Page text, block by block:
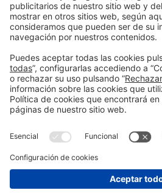
Información generalAviso legal
Política de
#BTravel
en las redes